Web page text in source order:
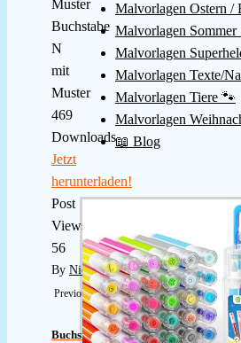
Buchstabe
N
mit
Muster
469
Downloads
Jetzt
herunterladen!
Post
Views:
56
By Nicole
Previous
Buchstabe
Malvorlagen Ostern /
Malvorlagen
Malvorlagen
Malvorlagen Texte/
Malvorlagen Tiere 🐾
Malvorlagen
📖 Blog